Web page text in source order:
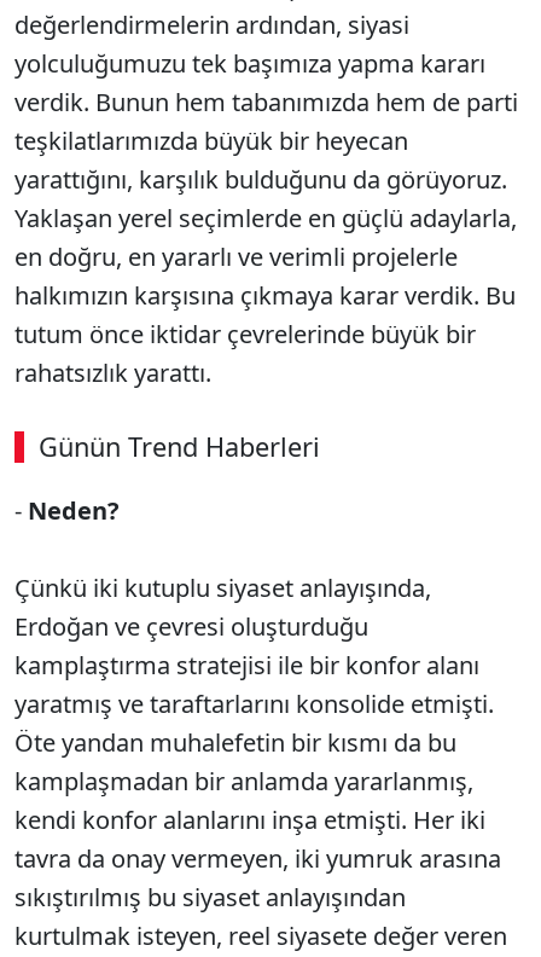
değerlendirmelerin ardından, siyasi
yolculuğumuzu tek başımıza yapma kararı
verdik. Bunun hem tabanımızda hem de parti
teşkilatlarımızda büyük bir heyecan
yarattığını, karşılık bulduğunu da görüyoruz.
Yaklaşan yerel seçimlerde en güçlü adaylarla,
en doğru, en yararlı ve verimli projelerle
halkımızın karşısına çıkmaya karar verdik. Bu
tutum önce iktidar çevrelerinde büyük bir
rahatsızlık yarattı.
Günün Trend Haberleri
- Neden?
Çünkü iki kutuplu siyaset anlayışında,
Erdoğan ve çevresi oluşturduğu
kamplaştırma stratejisi ile bir konfor alanı
yaratmış ve taraftarlarını konsolide etmişti.
Öte yandan muhalefetin bir kısmı da bu
kamplaşmadan bir anlamda yararlanmış,
kendi konfor alanlarını inşa etmişti. Her iki
tavra da onay vermeyen, iki yumruk arasına
sıkıştırılmış bu siyaset anlayışından
kurtulmak isteyen, reel siyasete değer veren